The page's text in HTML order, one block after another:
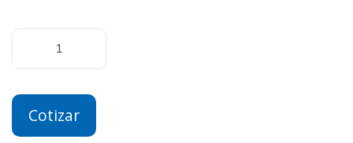
Cotizar